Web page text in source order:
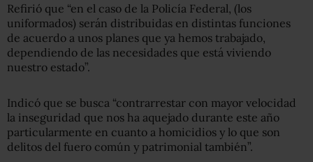
Refirió que “en el caso de la Policía Federal, (los
uniformados) serán distribuidas en distintas funciones
de acuerdo a unos planes que ya hemos trabajado,
dependiendo de las necesidades que está viviendo
nuestro estado”.
Indicó que se busca “contrarrestar con mayor velocidad
la inseguridad que nos ha aquejado durante este año
particularmente en cuanto a homicidios y lo que son
delitos del fuero común y patrimonial también”.